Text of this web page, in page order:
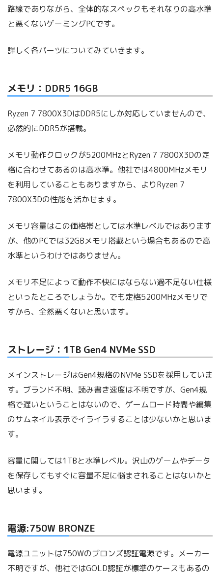
路線でありながら、全体的なスペックもそれなりの高水準
と悪くないゲーミングPCです。
詳しく各パーツについてみていきます。
メモリ：DDR5 16GB
Ryzen 7 7800X3DはDDR5にしか対応していませんので、
必然的にDDR5が搭載。
メモリ動作クロックが5200MHzとRyzen 7 7800X3Dの定
格に合わせてあるのは高水準。他社では4800MHzメモリ
を利用していることもありますから、よりRyzen 7
7800X3Dの性能を活かせます。
メモリ容量はこの価格帯としては水準レベルではあります
が、他のPCでは32GBメモリ搭載という場合もあるので高
水準というわけではありません。
メモリ不足によって動作不快にはならない過不足ない仕様
といったところでしょうか。でも定格5200MHzメモリで
すから、全然悪くないと思います。
ストレージ：1TB Gen4 NVMe SSD
メインストレージはGen4規格のNVMe SSDを採用していま
す。ブランド不明、読み書き速度は不明ですが、Gen4規
格で遅いということはないので、ゲームロード時間や編集
のサムネイル表示でイライラすることは少ないかと思いま
す。
容量に関しては1TBと水準レベル。沢山のゲームやデータ
を保存してもすぐに容量不足に悩まされることはないかと
思います。
電源:750W BRONZE
電源ユニットは750Wのブロンズ認証電源です。メーカー
不明ですが、他社ではGOLD認証が標準のケースもあるの